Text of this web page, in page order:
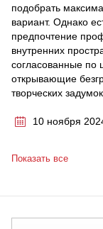
подобрать
вариант. Однако
предпочтение
внутренних
согласованные по
открывающие
творческих задумок.
10 ноября
Показать все